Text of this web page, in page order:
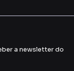
a newsletter do